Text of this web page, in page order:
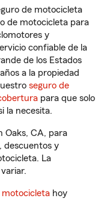
de motocicleta
de motocicleta para
y
confiable de la
de los Estados
a la propiedad
seguro de
para que solo
la necesita.
Oaks, CA, para
descuentos y
La
motocicleta hoy